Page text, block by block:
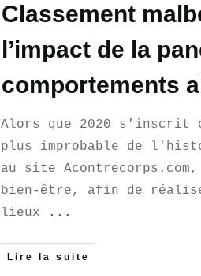
Classement
l’impact de la
comportements
Alors que 2020 s'inscrit
plus improbable de
au site
bien-être, afin de
lieux
...
Lire la suite